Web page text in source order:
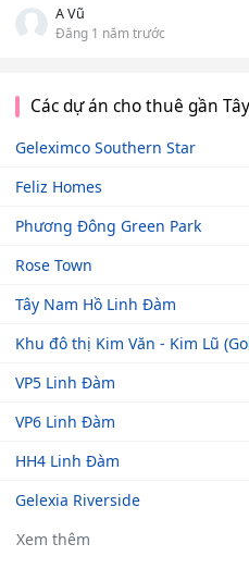
A Vũ
Đăng 1 năm trước
Các dự án cho thuê gần
Geleximco Southern Star
Feliz Homes
Phương Đông Green Park
Rose Town
Tây Nam Hồ Linh Đàm
Khu đô thị Kim Văn - Kim Lũ
VP5 Linh Đàm
VP6 Linh Đàm
HH4 Linh Đàm
Gelexia Riverside
Xem thêm